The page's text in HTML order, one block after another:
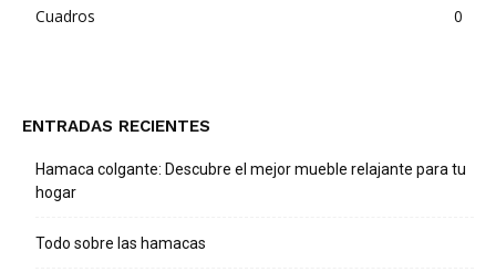
Cuadros
0
ENTRADAS RECIENTES
Hamaca colgante: Descubre el mejor mueble relajante para tu
hogar
Todo sobre las hamacas